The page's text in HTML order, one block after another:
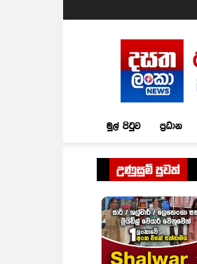
මුල් පිටුව ප්‍රධාන
උණුසුම් පුවත්